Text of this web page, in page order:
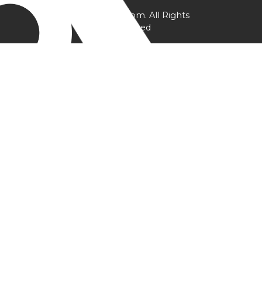
@ YPtrainer.com. All Rights
Reserved